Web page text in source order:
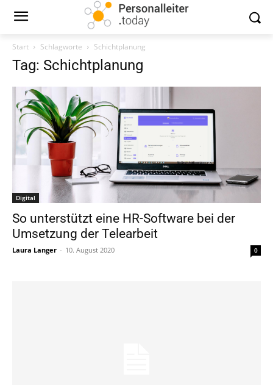
Start Schlagworte Schichtplanung
Tag: Schichtplanung
Digital
So unterstützt eine HR-Software bei der
Umsetzung der Telearbeit
Laura Langer - 10. August 2020 0